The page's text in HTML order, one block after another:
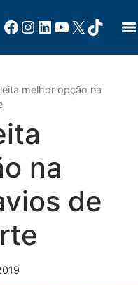
melhor opção na
na
de